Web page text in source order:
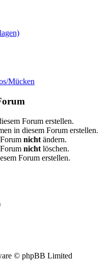
Mücken
Forum erstellen.
in diesem Forum erstellen.
nicht ändern.
nicht löschen.
Forum erstellen.
© phpBB Limited